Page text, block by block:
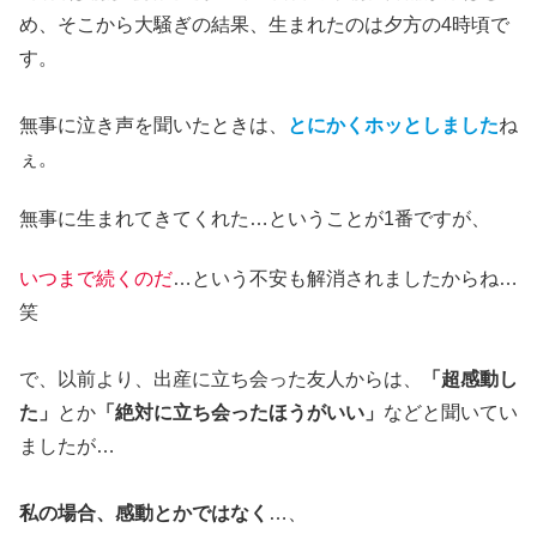
め、そこから大騒ぎの結果、生まれたのは夕方の4時頃で
す。
無事に泣き声を聞いたときは、 とにかくホッとしましたね
ぇ。
無事に生まれてきてくれた…ということが1番ですが、
いつまで続くのだ…という不安も解消されましたからね…
笑
で、以前より、出産に立ち会った友人からは、
「超感動し
た」
とか 「絶対に立ち会ったほうがいい」 などと聞いてい
ましたが…
私の場合、感動とかではなく …、